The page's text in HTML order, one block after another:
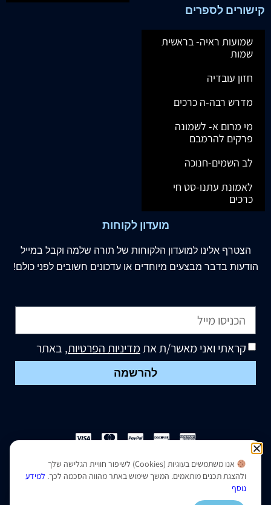
קישורים לספרים
שמועות ראיה- בראשית
שמות
חזון עובדיה
מדרש רבה-ה כרכים
מי מרום א- לשמונה
פרקים להרמבם
לב השמים-חנוכה
לאמונת עתנו-סט חי
כרכים
מועדון לקוחות
הצטרף אלינו למועדון הלקוחות של תורה שלמה וקבל במייל
הודעות בדבר מבצעים מיוחדים או עדכונים חשובים לפני כולם!
קראתי ואני מאשר/ת אתמדיניות הפרטיות, באתר
להרשמה
הצהרת נגישות|מדיניות פרטיות
אנו משתמשים בעוגיות (Cookies) לשיפור חוויית הגלישה שלך
ולהצגת תכנים מותאמים. המשך שימוש באתר מהווה הסכמה לכך. למידע
נוסף